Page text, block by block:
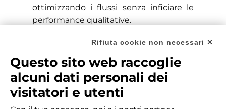
ottimizzando i flussi senza inficiare le
performance qualitative.
Rifiuta cookie non necessari ✕
Questo sito web raccoglie
alcuni dati personali dei
visitatori e utenti